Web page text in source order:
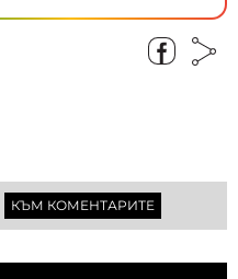
КЪМ КОМЕНТАРИТЕ